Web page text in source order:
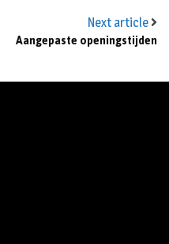
Next article
Aangepaste openingstijden